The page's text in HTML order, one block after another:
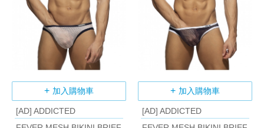
加入購物車
[AD] ADDICTED
加入購物車
[AD] ADDICTED